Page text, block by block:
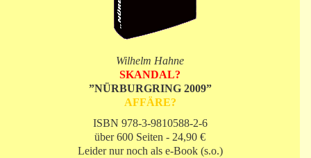
Wilhelm Hahne
SKANDAL?
”NÜRBURGRING 2009”
AFFÄRE?
ISBN 978-3-9810588-2-6
über 600 Seiten - 24,90 €
Leider nur noch als e-Book (s.o.)